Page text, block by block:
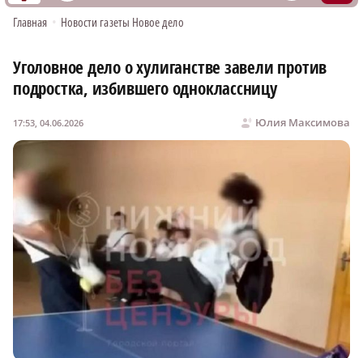
Главная • Новости газеты Новое дело
Уголовное дело о хулиганстве завели против
подростка, избившего одноклассницу
Юлия Максимова
17:53, 04.06.2026